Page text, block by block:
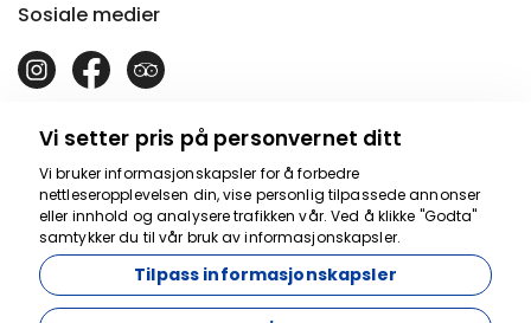
Sosiale medier
17863
Osiana Cappadocia Travel - 17863
Vi setter pris på personvernet ditt
Vi bruker informasjonskapsler for å forbedre
nettleseropplevelsen din, vise personlig tilpassede annonser
eller innhold og analysere trafikken vår. Ved å klikke "Godta"
samtykker du til vår bruk av informasjonskapsler.
Tilpass informasjonskapsler
Vi er her for å hjelpe